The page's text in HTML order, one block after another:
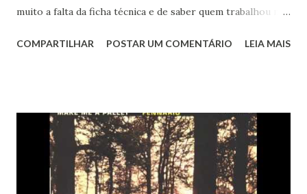
muito a falta da ficha técnica e de saber quem trabalhou na
ainda são nebulosas para mim - não sei como funciona no
Jorge Vercillo nas redes sociais semana passada que esse
valor poderia ser reavaliado devido aos momentos difíceis
que passaram os profissionais que vivem de eventos
durante a pandemia - que ainda não terminou. Mas hoje é
COMPARTILHAR POSTAR UM COMENTÁRIO LEIA MAIS